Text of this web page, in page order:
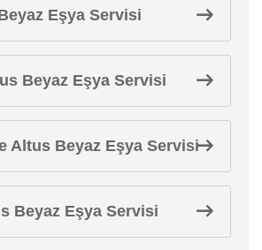
Eşya Servisi
Beyaz Eşya Servisi
Altus Beyaz Eşya Servisi
Beyaz Eşya Servisi